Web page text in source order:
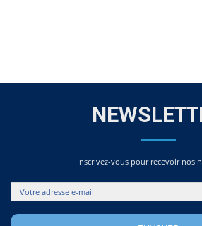
Inscrivez-vous pour recevoir nos